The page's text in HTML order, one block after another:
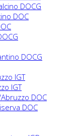
DOCG
DOC
DOCG
IGT
IGT
DOC
DOC